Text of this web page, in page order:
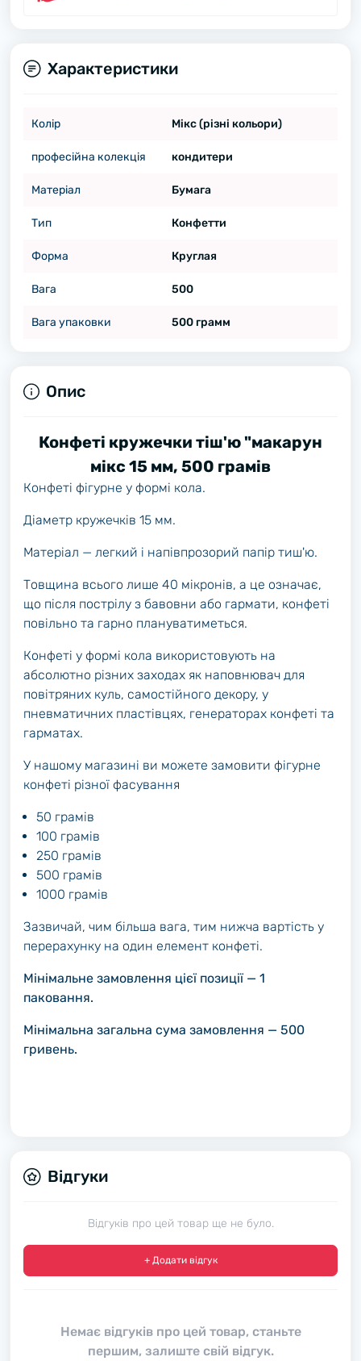
Характеристики
Колір Мікс (різні кольори)
професійна колекція кондитери
Матеріал Бумага
Тип Конфетти
Форма Круглая
Вага 500
Вага упаковки 500 грамм
Опис
Конфеті кружечки тіш'ю "макарун
мікс 15 мм, 500 грамів
Конфеті фігурне у формі кола.
Діаметр кружечків 15 мм.
Матеріал — легкий і напівпрозорий папір тиш'ю.
Товщина всього лише 40 мікронів, а це означає,
що після пострілу з бавовни або гармати, конфеті
повільно та гарно плануватиметься.
Конфеті у формі кола використовують на
абсолютно різних заходах як наповнювач для
повітряних куль, самостійного декору, у
пневматичних пластівцях, генераторах конфеті та
гарматах.
У нашому магазині ви можете замовити фігурне
конфеті різної фасування
50 грамів
100 грамів
250 грамів
500 грамів
1000 грамів
Зазвичай, чим більша вага, тим нижча вартість у
перерахунку на один елемент конфеті.
Мінімальне замовлення цієї позиції — 1
паковання.
Мінімальна загальна сума замовлення — 500
гривень.
Відгуки
Відгуків про цей товар ще не було.
+ Додати відгук
Немає відгуків про цей товар, станьте
першим, залиште свій відгук.